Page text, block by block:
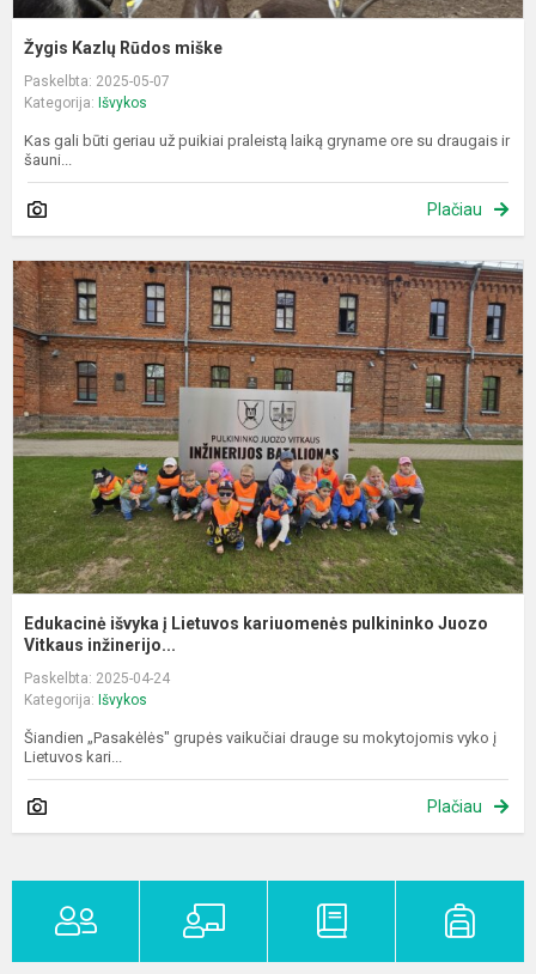
Žygis Kazlų Rūdos miške
Paskelbta: 2025-05-07
Kategorija: Išvykos
Kas gali būti geriau už puikiai praleistą laiką gryname ore su draugais ir
šauni...
Plačiau
Edukacinė išvyka į Lietuvos kariuomenės pulkininko Juozo
Vitkaus inžinerijo...
Paskelbta: 2025-04-24
Kategorija: Išvykos
Šiandien „Pasakėlės" grupės vaikučiai drauge su mokytojomis vyko į
Lietuvos kari...
Plačiau